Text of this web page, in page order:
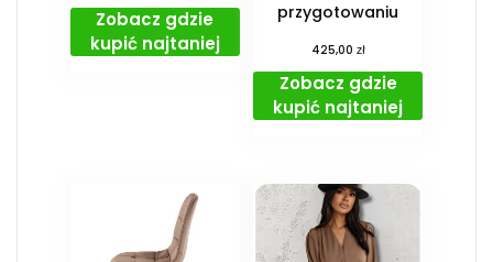
Zobacz gdzie
kupić najtaniej
przygotowaniu
425,00 zł
Zobacz gdzie
kupić najtaniej